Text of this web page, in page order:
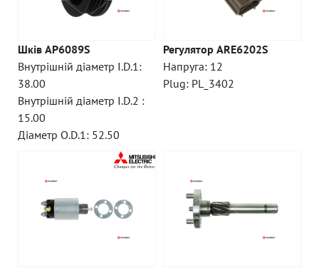
Шків AP6089S
Внутрішній діаметр I.D.1:
38.00
Внутрішній діаметр I.D.2 :
15.00
Діаметр O.D.1: 52.50
Регулятор ARE6202S
Напруга: 12
Plug: PL_3402